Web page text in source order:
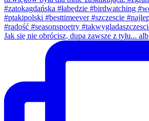
Jak się nie obrócisz, dupa zawsze z tyłu... alb